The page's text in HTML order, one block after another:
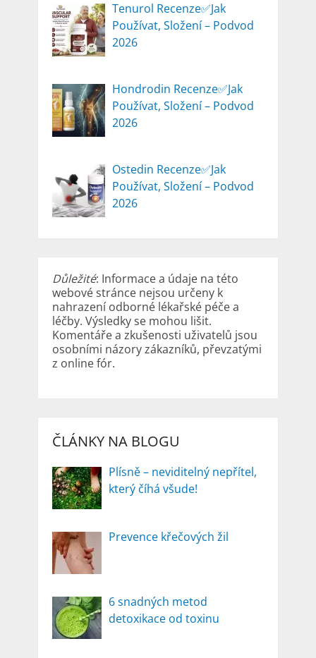
Tenurol Recenze✅Jak
Používat, Složení – Podvod
2026
Hondrodin Recenze✅Jak
Používat, Složení – Podvod
2026
Ostedin Recenze✅Jak
Používat, Složení – Podvod
2026
Důležité: Informace a údaje na této
webové stránce nejsou určeny k
nahrazení odborné lékařské péče a
léčby. Výsledky se mohou lišit.
Komentáře a zkušenosti uživatelů jsou
osobními názory zákazníků, převzatými
z online fór.
ČLÁNKY NA BLOGU
Plísně – neviditelný nepřítel,
který číhá všude!
Prevence křečových žil
6 snadných metod
detoxikace od toxinu